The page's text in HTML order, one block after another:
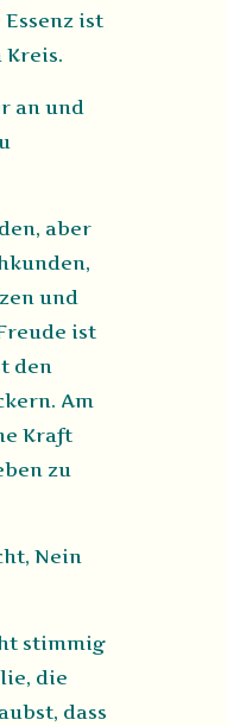
ist
an und
aber
und
ist
den
Am
Kraft
zu
Nein
stimmig
die
dass